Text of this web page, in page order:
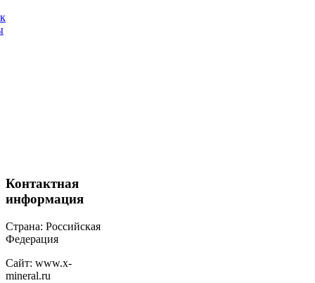
Контактная
информация
Страна: Российская
Федерация
Сайт: www.x-
mineral.ru